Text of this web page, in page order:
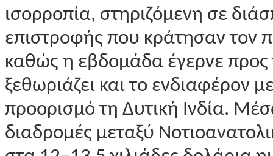
ισορροπία, στηριζόμενη σε
επιστροφής που κράτησαν τον
καθώς η εβδομάδα έγερνε προς
ξεθωριάζει και το ενδιαφέρον
προορισμό τη Δυτική Ινδία.
διαδρομές μεταξύ